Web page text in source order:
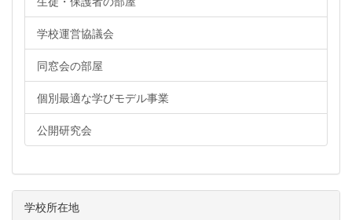
学校運営協議会
同窓会の部屋
個別最適な学びモデル事業
公開研究会
学校所在地